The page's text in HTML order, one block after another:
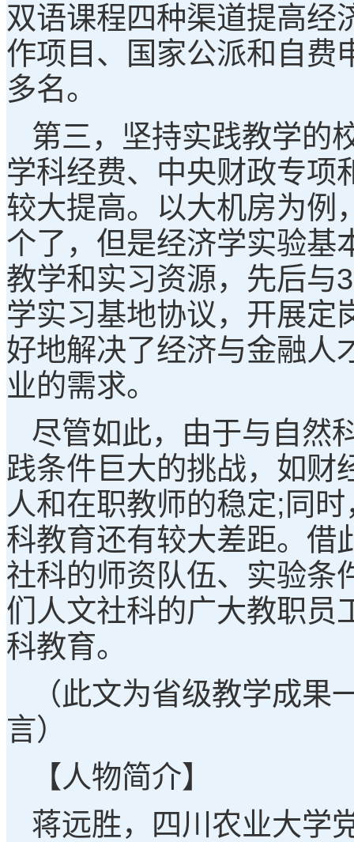
双语课程四种渠道提高经
作项目、国家公派和自费
多名。
第三，坚持实践教学的
学科经费、中央财政专项
较大提高。以大机房为例
个了，但是经济学实验基
教学和实习资源，先后与
学实习基地协议，开展定
好地解决了经济与金融人
业的需求。
尽管如此，由于与自然
践条件巨大的挑战，如财
人和在职教师的稳定;同
科教育还有较大差距。借
社科的师资队伍、实验条
们人文社科的广大教职员
科教育。
（此文为省级教学成
言）
【人物简介】
蒋远胜，四川农业大学